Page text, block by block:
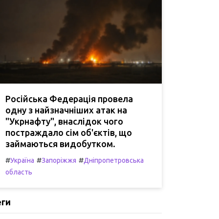
Російська Федерація провела
одну з найзначніших атак на
"Укрнафту", внаслідок чого
постраждало сім об'єктів, що
займаються видобутком.
#Україна #Запоріжжя #Дніпропетровська
область